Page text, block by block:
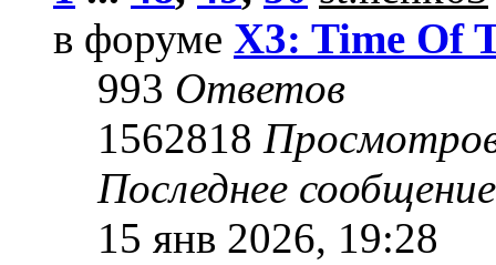
в форуме X3: Time Of
993 Ответов
1562818
Последнее
15 янв 2026, 19:28